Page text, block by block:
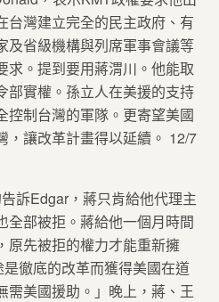
台灣建立完全的民主政府、有
及省級機構與列席軍事會議等
求。提到要用蔣渭川。他能取
部實權。孫立人在美援的支持
控制台灣的軍隊。更寄望美國
，讓改革計畫得以延續。 12/7
訴Edgar，蔣只肯給他代理主
全部被拒。蔣給他一個月時間
原先被拒的權力才能重新擁
徹底的改革而獲得美國在道
需美國援助。」晚上，蔣、王